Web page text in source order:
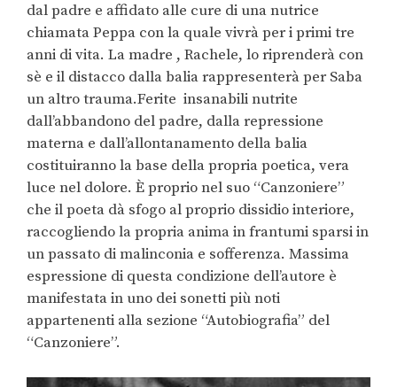
dal padre e affidato alle cure di una nutrice
chiamata Peppa con la quale vivrà per i primi tre
anni di vita. La madre , Rachele, lo riprenderà con
sè e il distacco dalla balia rappresenterà per Saba
un altro trauma.Ferite insanabili nutrite
dall’abbandono del padre, dalla repressione
materna e dall’allontanamento della balia
costituiranno la base della propria poetica, vera
luce nel dolore. È proprio nel suo “Canzoniere”
che il poeta dà sfogo al proprio dissidio interiore,
raccogliendo la propria anima in frantumi sparsi in
un passato di malinconia e sofferenza. Massima
espressione di questa condizione dell’autore è
manifestata in uno dei sonetti più noti
appartenenti alla sezione “Autobiografia” del
“Canzoniere”.